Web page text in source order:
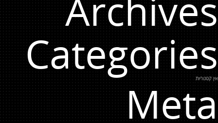
Categories
אין קטגוריות
Meta